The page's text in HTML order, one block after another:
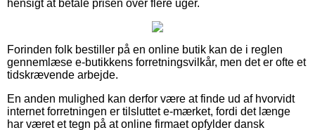
hensigt at betale prisen over flere uger.
Forinden folk bestiller på en online butik kan de i reglen
gennemlæse e-butikkens forretningsvilkår, men det er ofte et
tidskrævende arbejde.
En anden mulighed kan derfor være at finde ud af hvorvidt
internet forretningen er tilsluttet e-mærket, fordi det længe
har været et tegn på at online firmaet opfylder dansk